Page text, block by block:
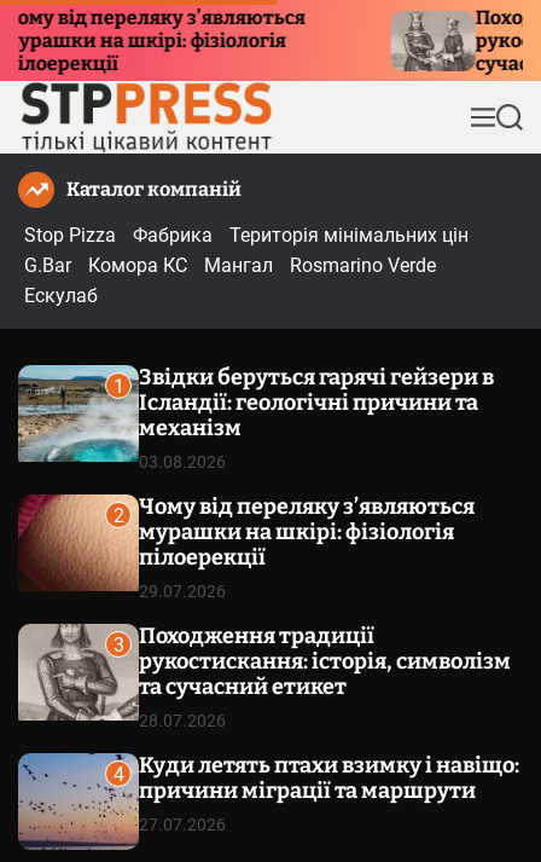
від переляку з’являються
на шкірі: фізіологія
сучасний
М
е
П
о
Каталог компаній
Stop Pizza
Фабрика
Територія мінімальних цін
G.Bar
Комора КС Мангал
Rosmarino Verde
Ескулаб
1
Звідки беруться гарячі гейзери в
Ісландії: геологічні причини та
механізм
03.08.2026
2
Чому від переляку з’являються
мурашки на шкірі: фізіологія
пілоерекції
29.07.2026
3
Походження традиції
рукостискання: історія, символізм
та сучасний етикет
28.07.2026
4
Куди летять птахи взимку і навіщо:
причини міграції та маршрути
27.07.2026